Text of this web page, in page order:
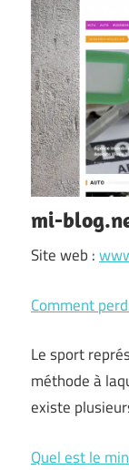
mi-
Site web :
Comment
Le sport
méthode à
existe
Quel est le